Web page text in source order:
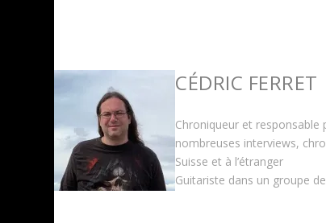
CÉDRIC FERRET
Chroniqueur et responsable
nombreuses interviews,
Suisse et à l’étranger
Guitariste dans un groupe